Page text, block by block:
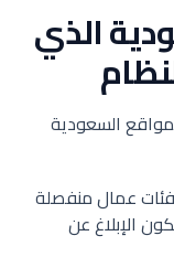
الذي
السعودية
عمال منفصلة
الإبلاغ عن